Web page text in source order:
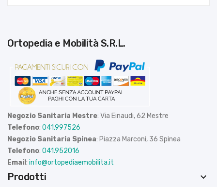
Ortopedia e Mobilità S.R.L.
Negozio Sanitaria Mestre: Via Einaudi, 62 Mestre
Telefono: 041.997526
Negozio Sanitaria Spinea: Piazza Marconi, 36 Spinea
Telefono: 041.952016
Email : info@ortopediaemobilita.it
Prodotti
keyboard_arrow_down